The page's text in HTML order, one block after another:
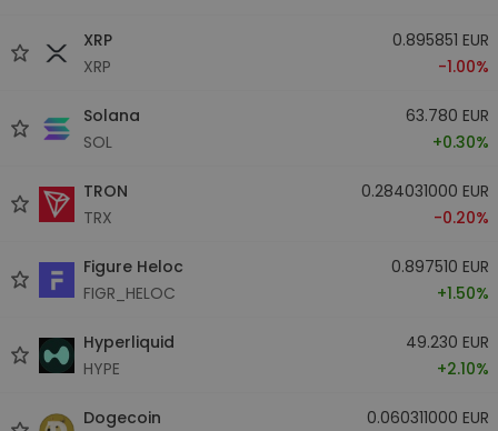
XRP
XRP
0.895851 EUR
-1.00%
Solana
SOL
63.780 EUR
+0.30%
TRON
TRX
0.284031000 EUR
-0.20%
Figure Heloc
FIGR_HELOC
0.897510 EUR
+1.50%
Hyperliquid
HYPE
49.230 EUR
+2.10%
Dogecoin
0.060311000 EUR